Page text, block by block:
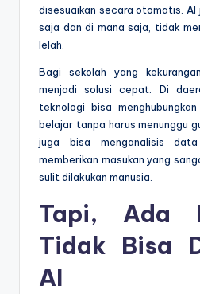
disesuaikan secara otomatis. AI
saja dan di mana saja, tidak
lelah.
Bagi sekolah yang
menjadi solusi cepat. Di
teknologi bisa
belajar tanpa harus menunggu
juga bisa menganalisis
memberikan masukan yang
sulit dilakukan manusia.
Tapi, Ada
Tidak Bisa
AI